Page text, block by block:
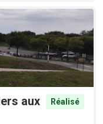
aux
Réalisé